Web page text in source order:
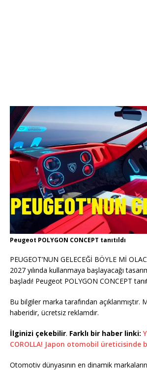
Peugeot POLYGON CONCEPT tanıtıldı
PEUGEOT’NUN GELECEĞİ BÖYLE Mİ
2027 yılında kullanmaya başlayacağı
başladı! Peugeot POLYGON CONCEPT
Bu bilgiler marka tarafından açıklanmıştır.
haberidir, ücretsiz reklamdır.
İlginizi çekebilir. Farklı bir haber linki:
COROLLA! Japon otomobil üreticisinde
Otomotiv dünyasının en dinamik